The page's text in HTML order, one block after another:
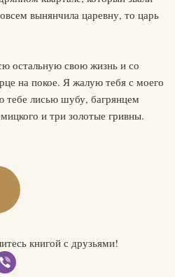
вынянчила царевну, то царь
остальную свою жизнь и со
на покое. Я жалую тебя с моего
тебе лисью шубу, багрянцем
и три золотые гривны.
книгой с друзьями!